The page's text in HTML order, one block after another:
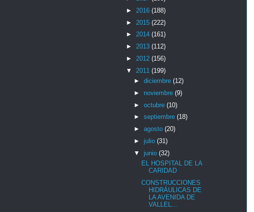
► 2016 (188)
► 2015 (222)
► 2014 (161)
► 2013 (112)
► 2012 (156)
▼ 2011 (199)
► diciembre (12)
► noviembre (9)
► octubre (10)
► septiembre (18)
► agosto (20)
► julio (31)
▼ junio (32)
EL HOSPITAL DE LA
CARIDAD
CONSTRUCCIONES
HIDRÁULICAS DE
LA AVENIDA DE
VALLEL...